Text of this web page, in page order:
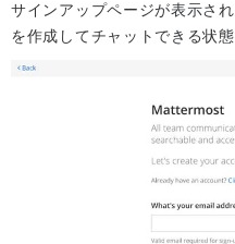
サインアップページが表示さ
を作成してチャットできる状